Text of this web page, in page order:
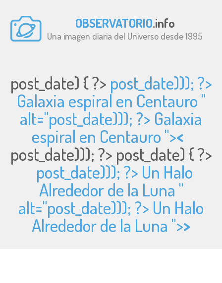
OBSERVATORIO.info
Una imagen diaria del Universo desde 1995
post_date) { ?> post_date))); ?>
Galaxia espiral en Centauro "
alt="post_date))); ?> Galaxia
espiral en Centauro "><
post_date))); ?> post_date) { ?>
post_date))); ?> Un Halo
Alrededor de la Luna "
alt="post_date))); ?> Un Halo
Alrededor de la Luna ">>